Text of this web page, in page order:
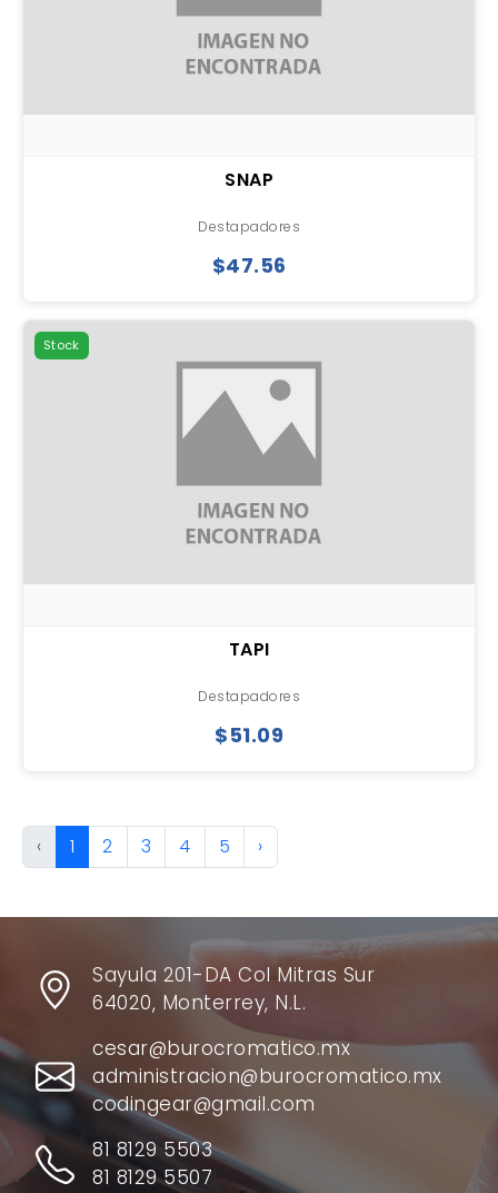
SNAP
Destapadores
$47.56
Stock
TAPI
Destapadores
$51.09
‹ 1 2 3 4 5 ›
Sayula 201-DA Col Mitras Sur
64020, Monterrey, N.L.
cesar@burocromatico.mx
administracion@burocromatico.mx
codingear@gmail.com
81 8129 5503
81 8129 5507